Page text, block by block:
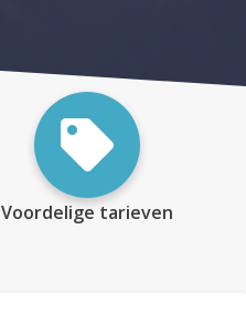
Voordelige tarieven